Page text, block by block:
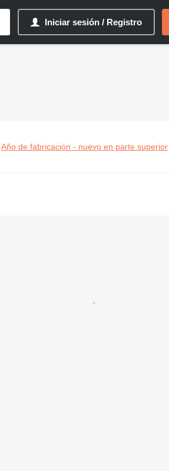
Iniciar sesión / Registro
Año de fabricación - nuevo en parte superior